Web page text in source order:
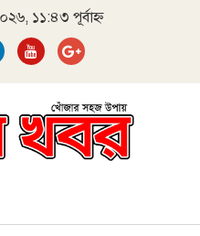
১১:৪৩ পূর্বাহ্ন